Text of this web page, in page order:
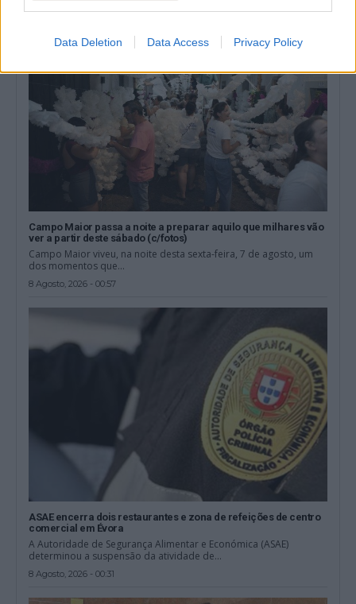
Data Deletion Data Access Privacy Policy
Campo Maior passa a noite a preparar aquilo que milhares vão
ver a partir deste sábado (c/fotos)
Campo Maior viveu, na noite desta sexta-feira, 7 de agosto, um
dos momentos que...
8 Agosto, 2026 - 00:57
ASAE encerra dois restaurantes e zona de refeições de centro
comercial em Évora
A Autoridade de Segurança Alimentar e Económica (ASAE)
determinou a suspensão da atividade de...
8 Agosto, 2026 - 00:31